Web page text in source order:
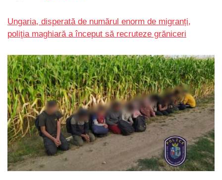
Ungaria, disperată de numărul enorm de migranți,
poliţia maghiară a început să recruteze grăniceri